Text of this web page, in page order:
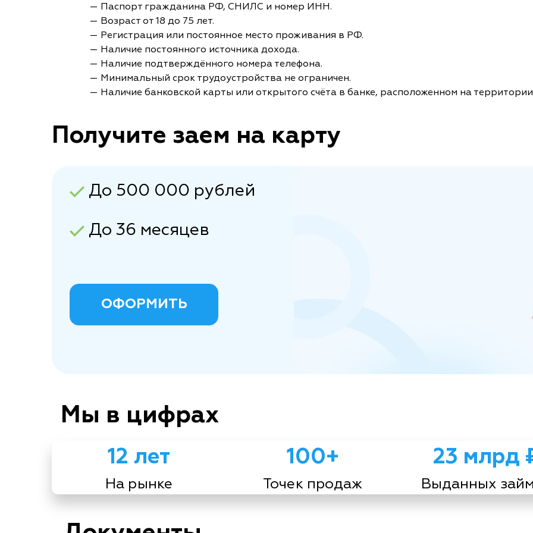
— Паспорт гражданина РФ, СНИЛС и номер ИНН.
— Возраст от 18 до 75 лет.
— Регистрация или постоянное место проживания в РФ.
— Наличие постоянного источника дохода.
— Наличие подтверждённого номера телефона.
— Минимальный срок трудоустройства не ограничен.
— Наличие банковской карты или открытого счёта в банке, расположенном на
Получите заем на карту
До 500 000 рублей
До 36 месяцев
ОФОРМИТЬ
Мы в цифрах
12 лет
На рынке
100+
Точек продаж
23 млрд
Выданных